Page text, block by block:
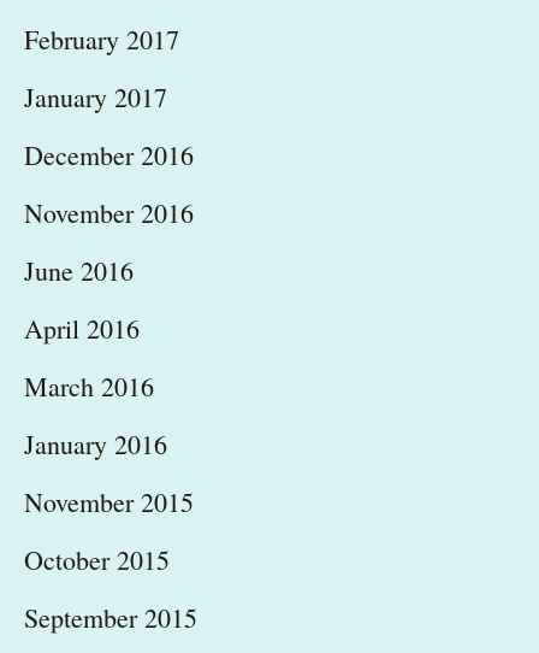
February 2017
January 2017
December 2016
November 2016
June 2016
April 2016
March 2016
January 2016
November 2015
October 2015
September 2015